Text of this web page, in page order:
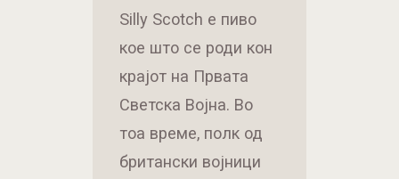
Silly Scotch е пиво
кое што се роди кон
крајот на Првата
Светска Војна. Во
тоа време, полк од
британски војници